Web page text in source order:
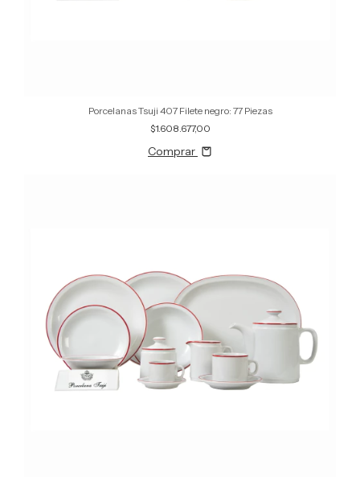
Porcelanas Tsuji 407 Filete negro: 77 Piezas
$1.608.677,00
Comprar